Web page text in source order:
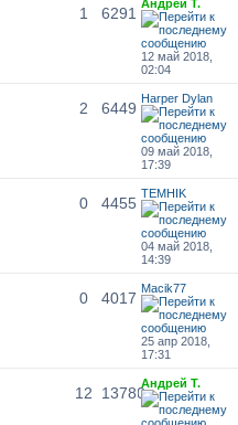
1 6291
Андрей Т.
12 май 2018,
02:04
2 6449
Harper Dylan
09 май 2018,
17:39
0 4455
TEMHIK
04 май 2018,
14:39
0 4017
Macik77
25 апр 2018,
17:31
12 13780
Андрей Т.